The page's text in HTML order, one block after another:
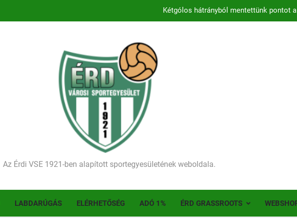
Kezdődik a 2026–2027-es szezon – hazai pályán
Ellenfelünk visszalépése miatt játék nélkül jutottunk tovább a MOL
Kezdődik a 2026–2027-es szezon – hazai pályán
Történelmet írt az I. Érdi Football Fesztivál – több mint 200 játékos lépett
Az Érdi VSE 1921-ben alapított sportegyesületének weboldala.
LABDARÚGÁS ELÉRHETŐSÉG ADÓ 1% ÉRD GRASSROOTS